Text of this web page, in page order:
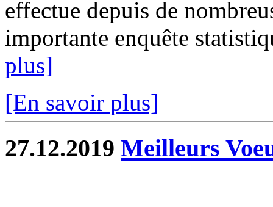
effectue depuis de
importante enquête
plus]
[En savoir plus]
27.12.2019 Meilleurs